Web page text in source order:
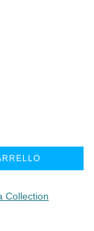
Collection